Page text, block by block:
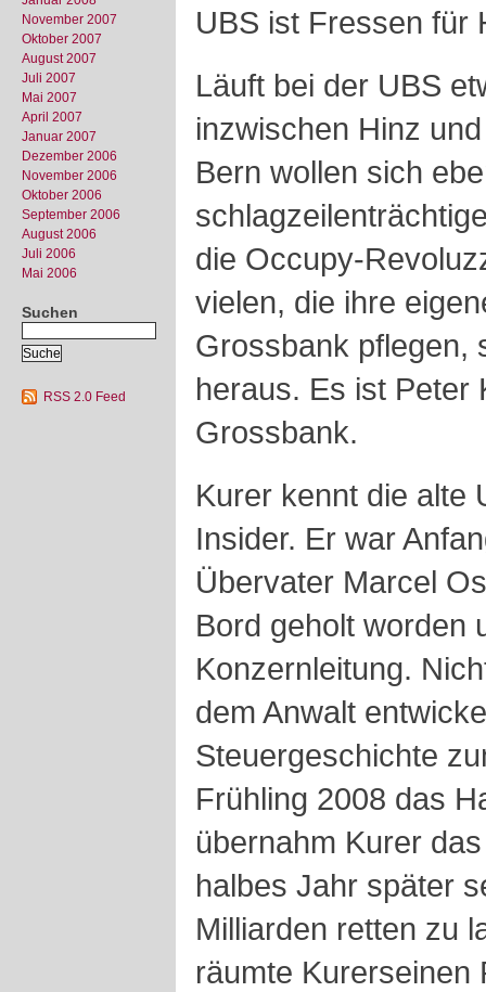
November 2007
Oktober 2007
August 2007
Juli 2007
Mai 2007
April 2007
Januar 2007
Dezember 2006
November 2006
Oktober 2006
September 2006
August 2006
Juli 2006
Mai 2006
Suchen
RSS 2.0 Feed
UBS ist Fressen für
Läuft bei der UBS
inzwischen Hinz
Bern wollen sich
die Occupy-
vielen, die ihre
Grossbank pflegen,
heraus. Es ist Peter
Grossbank.
Kurer kennt die alte
Insider. Er war
Übervater Marcel
Bord geholt worden
Konzernleitung.
dem Anwalt
Steuergeschichte
Frühling 2008 das
übernahm Kurer
halbes Jahr später
Milliarden retten zu
räumte Kurerseinen